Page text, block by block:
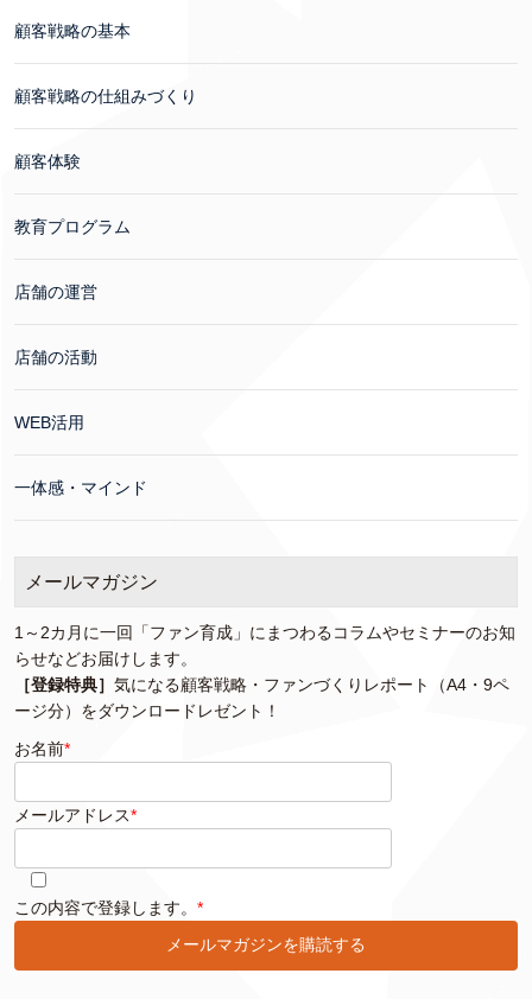
顧客戦略の基本
顧客戦略の仕組みづくり
顧客体験
教育プログラム
店舗の運営
店舗の活動
WEB活用
一体感・マインド
メールマガジン
1～2カ月に一回「ファン育成」にまつわるコラムやセミナーのお知
らせなどお届けします。
［登録特典］ 気になる顧客戦略・ファンづくりレポート（A4・9ペ
ージ分）をダウンロードレゼント！
お名前*
メールアドレス*
このフィールドは空のままにしてください。
この内容で登録します。 *